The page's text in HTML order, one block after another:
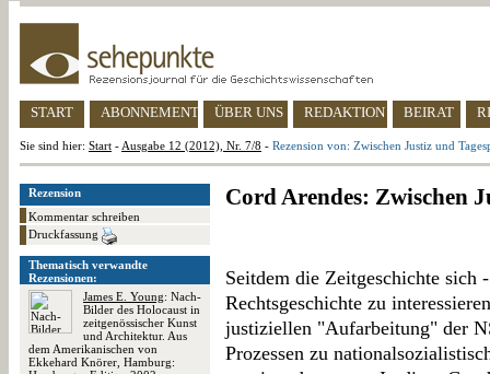
START ABONNEMENT ÜBER UNS REDAKTION BEIRAT
Sie sind hier: Start - Ausgabe 12 (2012), Nr. 7/8 - Rezension von: Zwischen Justiz und
Rezension
Kommentar schreiben
Druckfassung
Thematisch verwandte
Rezensionen:
James E. Young: Nach-
Bilder des Holocaust in
zeitgenössischer Kunst
und Architektur. Aus
dem Amerikanischen von
Ekkehard Knörer, Hamburg:
Cord Arendes: Zwischen
Seitdem die Zeitgeschichte sich
Rechtsgeschichte zu
justiziellen "Aufarbeitung" der
Prozessen zu